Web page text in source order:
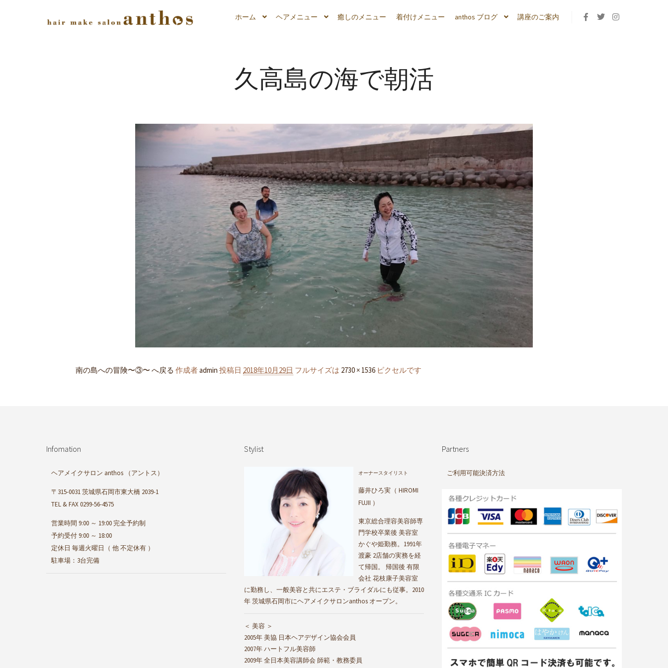
ホーム ヘアメニュー 癒しのメニュー 着付けメニュー anthos ブログ 講座のご案内
久高島の海で朝活
南の島への冒険〜③〜 へ戻る 作成者admin 投稿日 2018年10月29日 フルサイズは 2730 × 1536 ピクセルです
Infomation
ヘアメイクサロン anthos （アントス）
〒315-0031 茨城県石岡市東大橋 2039-1
TEL & FAX 0299-56-4575
営業時間 9:00 ～ 19:00 完全予約制
予約受付 9:00 ～ 18:00
定休日 毎週火曜日（ 他 不定休有 ）
駐車場：3台完備
Stylist
オーナースタイリスト
藤井ひろ実（ HIROMI
FUJII ）
東京総合理容美容師専
門学校卒業後 美容室
かぐや姫勤務。1991年
渡豪 2店舗の実務を経
て帰国。 帰国後 有限
会社 花枝康子美容室
に勤務し、一般美容と共にエステ・ブライダルにも従事。2010
年 茨城県石岡市にヘアメイクサロンanthos オープン。
＜ 美容 ＞
2005年 美協 日本ヘアデザイン協会会員
2007年 ハートフル美容師
2009年 全日本美容講師会 師範・教務委員
Partners
ご利用可能決済方法